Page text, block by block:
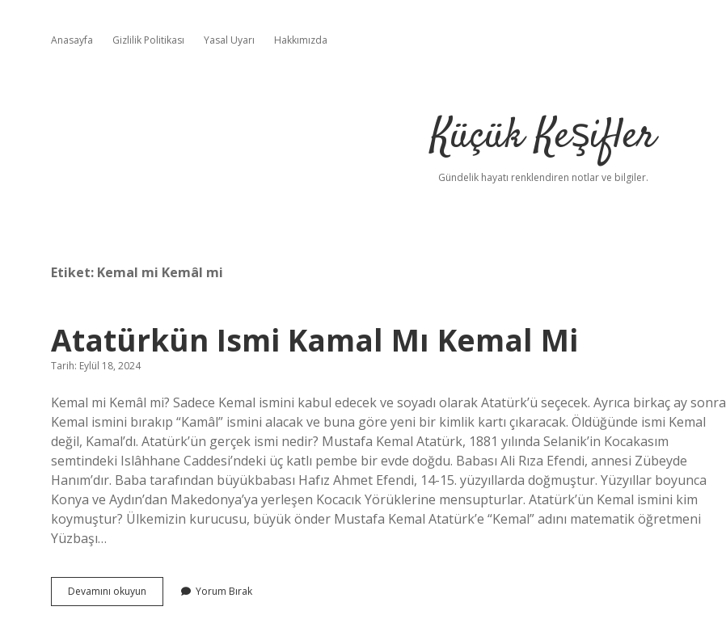
Anasayfa Gizlilik Politikası Yasal Uyarı Hakkımızda
Küçük Keşifler
Gündelik hayatı renklendiren notlar ve bilgiler.
Etiket: Kemal mi Kemâl mi
Atatürkün Ismi Kamal Mı Kemal Mi
Tarih: Eylül 18, 2024
Kemal mi Kemâl mi? Sadece Kemal ismini kabul edecek ve soyadı olarak Atatürk’ü seçecek. Ayrıca birkaç ay sonra
Kemal ismini bırakıp “Kamâl” ismini alacak ve buna göre yeni bir kimlik kartı çıkaracak. Öldüğünde ismi Kemal
değil, Kamal’dı. Atatürk’ün gerçek ismi nedir? Mustafa Kemal Atatürk, 1881 yılında Selanik’in Kocakasım
semtindeki Islâhhane Caddesi’ndeki üç katlı pembe bir evde doğdu. Babası Ali Rıza Efendi, annesi Zübeyde
Hanım’dır. Baba tarafından büyükbabası Hafız Ahmet Efendi, 14-15. yüzyıllarda doğmuştur. Yüzyıllar boyunca
Konya ve Aydın’dan Makedonya’ya yerleşen Kocacık Yörüklerine mensupturlar. Atatürk’ün Kemal ismini kim
koymuştur? Ülkemizin kurucusu, büyük önder Mustafa Kemal Atatürk’e “Kemal” adını matematik öğretmeni
Yüzbaşı…
Devamını okuyun Atatürkün
Ismi
Yorum Bırak